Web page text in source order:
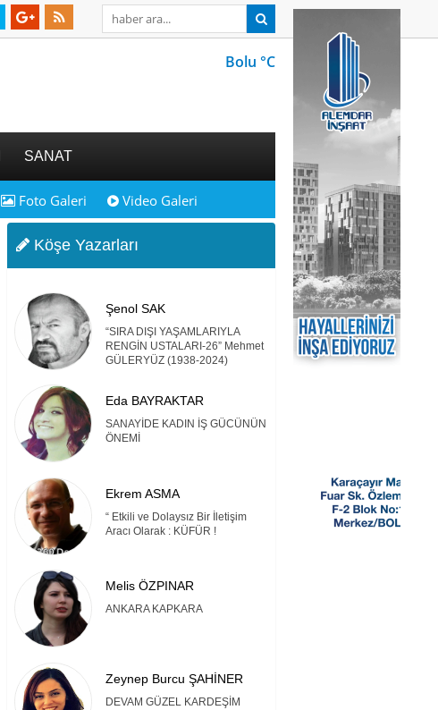
Bolu °C
SANAT
Foto Galeri Video Galeri
Köşe Yazarları
Şenol SAK
“SIRA DIŞI YAŞAMLARIYLA
RENGİN USTALARI-26” Mehmet
GÜLERYÜZ (1938-2024)
Eda BAYRAKTAR
SANAYİDE KADIN İŞ GÜCÜNÜN
ÖNEMİ
Ekrem ASMA
“ Etkili ve Dolaysız Bir İletişim
Aracı Olarak : KÜFÜR !
Melis ÖZPINAR
ANKARA KAPKARA
Zeynep Burcu ŞAHİNER
DEVAM GÜZEL KARDEŞİM